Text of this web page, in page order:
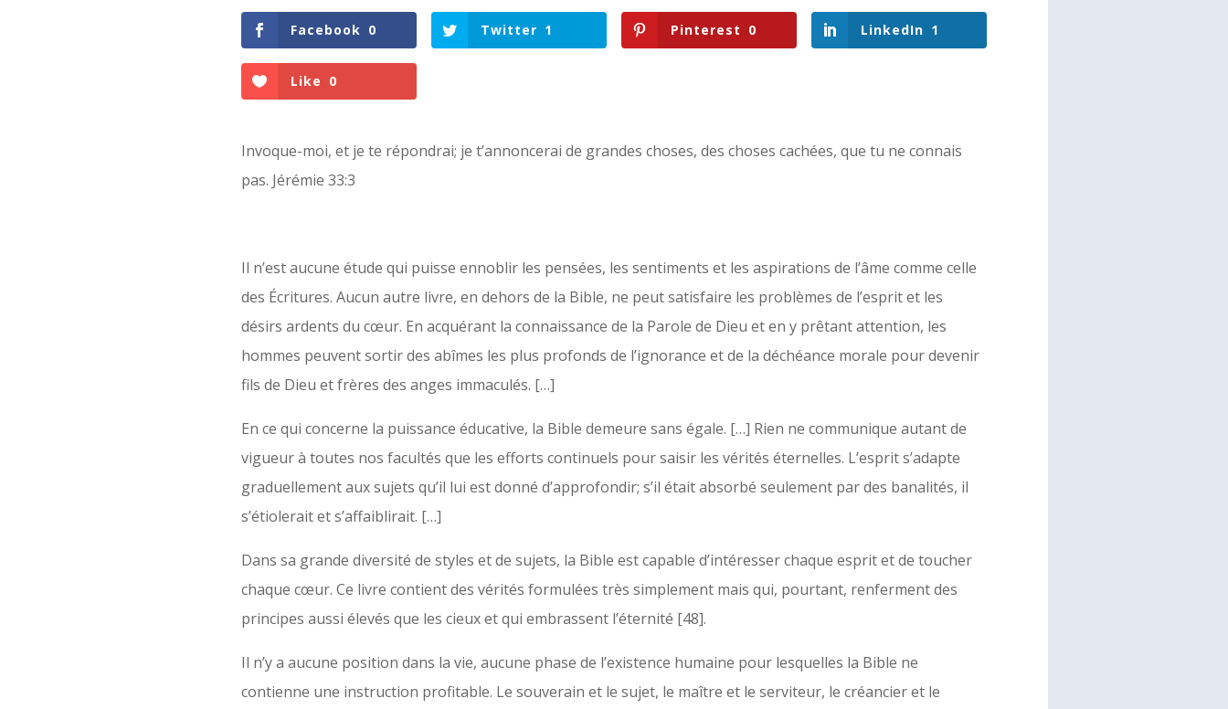
Facebook 0 Twitter 1 Pinterest 0 LinkedIn 1
Like 0
Invoque-moi, et je te répondrai; je t’annoncerai de grandes choses, des choses cachées, que tu ne connais
pas. Jérémie 33:3
Il n’est aucune étude qui puisse ennoblir les pensées, les sentiments et les aspirations de l’âme comme celle
des Écritures. Aucun autre livre, en dehors de la Bible, ne peut satisfaire les problèmes de l’esprit et les
désirs ardents du cœur. En acquérant la connaissance de la Parole de Dieu et en y prêtant attention, les
hommes peuvent sortir des abîmes les plus profonds de l’ignorance et de la déchéance morale pour devenir
fils de Dieu et frères des anges immaculés. […]
En ce qui concerne la puissance éducative, la Bible demeure sans égale. […] Rien ne communique autant de
vigueur à toutes nos facultés que les efforts continuels pour saisir les vérités éternelles. L’esprit s’adapte
graduellement aux sujets qu’il lui est donné d’approfondir; s’il était absorbé seulement par des banalités, il
s’étiolerait et s’affaiblirait. […]
Dans sa grande diversité de styles et de sujets, la Bible est capable d’intéresser chaque esprit et de toucher
chaque cœur. Ce livre contient des vérités formulées très simplement mais qui, pourtant, renferment des
principes aussi élevés que les cieux et qui embrassent l’éternité [48].
Il n’y a aucune position dans la vie, aucune phase de l’existence humaine pour lesquelles la Bible ne
contienne une instruction profitable. Le souverain et le sujet, le maître et le serviteur, le créancier et le